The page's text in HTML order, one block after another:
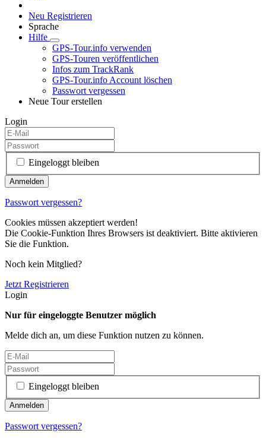
Neu Registrieren
Sprache
Hilfe
GPS-Tour.info verwenden
GPS-Touren veröffentlichen
Infos zum TrackRank
GPS-Tour.info Account löschen
Passwort vergessen
Neue Tour erstellen
Login
Eingeloggt bleiben
Passwort vergessen?
Cookies müssen akzeptiert werden!
Die Cookie-Funktion Ihres Browsers ist deaktiviert. Bitte aktivieren
Sie die Funktion.
Noch kein Mitglied?
Jetzt Registrieren
Login
Nur für eingeloggte Benutzer möglich
Melde dich an, um diese Funktion nutzen zu können.
Eingeloggt bleiben
Passwort vergessen?